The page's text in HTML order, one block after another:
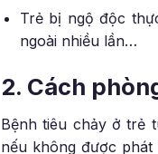
Trẻ bị ngộ độc
ngoài nhiều lần…
2. Cách
Bệnh tiêu chảy ở trẻ
nếu không được